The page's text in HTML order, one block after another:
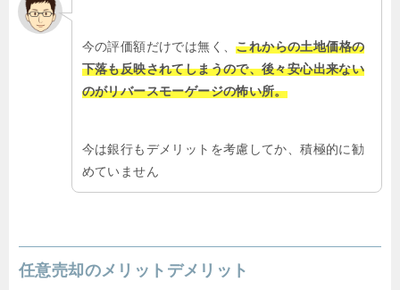
今の評価額だけでは無く、これからの土地価格の
下落も反映されてしまうので、後々安心出来ない
のがリバースモーゲージの怖い所。
今は銀行もデメリットを考慮してか、積極的に勧
めていません
任意売却のメリットデメリット